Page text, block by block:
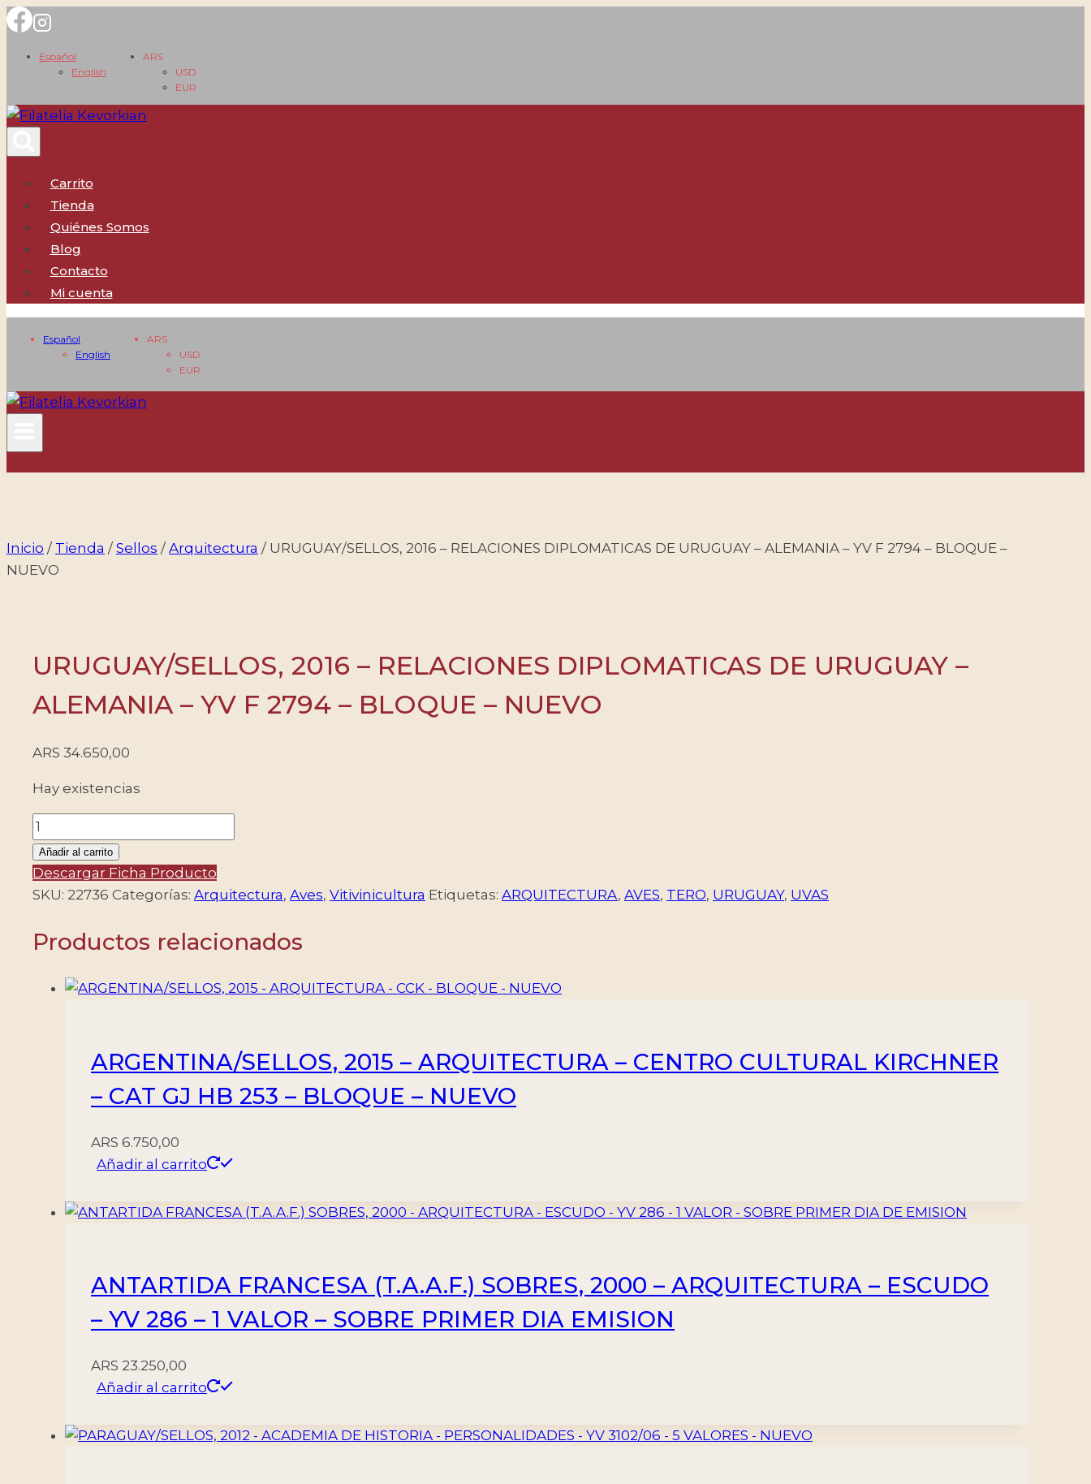
Saltar
contenido
Español
English
ARS
USD
EUR
Carrito
Tienda
Quiénes Somos
Blog
Contacto
Mi cuenta
Español
English
ARS
USD
EUR
Inicio / Tienda / Sellos / Arquitectura / URUGUAY/SELLOS, 2016 – RELACIONES DIPLOMATICAS DE URUGUAY – ALEMANIA – YV F 2794 – BLOQUE –
NUEVO
URUGUAY/SELLOS, 2016 – RELACIONES DIPLOMATICAS DE URUGUAY –
ALEMANIA – YV F 2794 – BLOQUE – NUEVO
ARS 34.650,00
Hay existencias
URUGUAY/SELLOS,
2016
-
RELACIONES
DE
URUGUAY
ALEMANIA
Añadir al carrito
Descargar Ficha Producto
SKU: 22736 Categorías: Arquitectura, Aves, Vitivinicultura Etiquetas: ARQUITECTURA, AVES, TERO, URUGUAY, UVAS
Productos relacionados
ARGENTINA/SELLOS, 2015 – ARQUITECTURA – CENTRO CULTURAL KIRCHNER
– CAT GJ HB 253 – BLOQUE – NUEVO
ARS 6.750,00
Añadir al carrito
ANTARTIDA FRANCESA (T.A.A.F.) SOBRES, 2000 – ARQUITECTURA – ESCUDO
– YV 286 – 1 VALOR – SOBRE PRIMER DIA EMISION
ARS 23.250,00
Añadir al carrito